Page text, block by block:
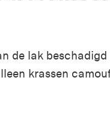
de lak
krassen